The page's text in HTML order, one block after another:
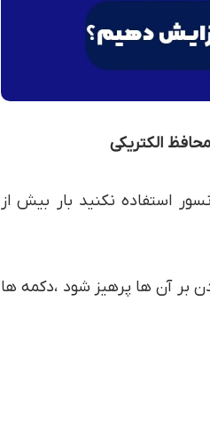
استفاده نکنید بار بیش از
بر آن ها پرهیز شود ،دکمه ها